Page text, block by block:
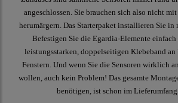
angeschlossen. Sie brauchen sich also nicht
herumärgern. Das Starterpaket installieren Sie
Befestigen Sie die Egardia-Elemente
leistungsstarken, doppelseitigen Klebeband an
Fenstern. Und wenn Sie die Sensoren wirklich
wollen, auch kein Problem! Das gesamte
benötigen, ist schon im